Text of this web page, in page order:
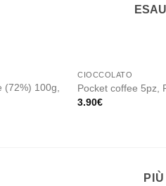
100g,
CIOCCOLATO
Pocket coffee 5pz,
3.90€